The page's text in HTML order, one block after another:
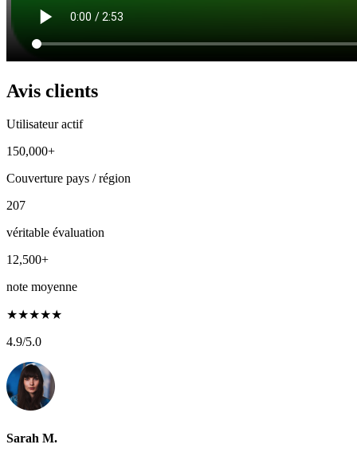
Avis clients
Utilisateur actif
150,000+
Couverture pays / région
207
véritable évaluation
12,500+
note moyenne
★★★★★
4.9/5.0
Sarah M.